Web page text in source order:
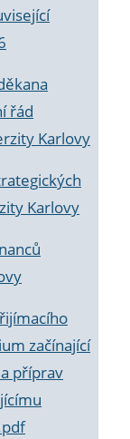
řád
Karlovy
Karlovy
začínající
příprav